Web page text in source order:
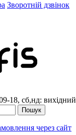
Зворотній дзвінок
18, сб,нд: вихідний
через сайт